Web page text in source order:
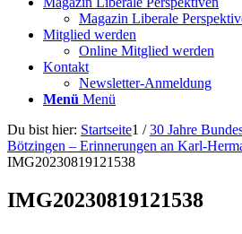
Magazin Liberale
Mitglied werden
Online Mitglied werden
Kontakt
Newsletter-Anmeldung
Menü Menü
Du bist hier: Startseite1 / 30 Jahre
Bötzingen – Erinnerungen an Karl-
IMG20230819121538
IMG20230819121538